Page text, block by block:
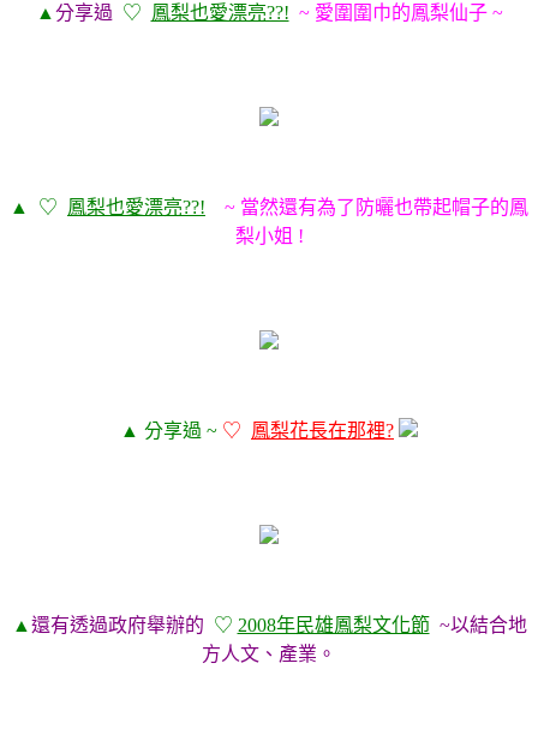
▲ 分享過 ♡ 鳳梨也愛漂亮??! ~ 愛圍圍巾的鳳梨仙子 ~
▲ ♡ 鳳梨也愛漂亮??! ~ 當然還有為了防曬也帶起帽子的鳳
梨小姐 !
▲ 分享過 ~ ♡ 鳳梨花長在那裡?
▲ 還有透過政府舉辦的 ♡ 2008年民雄鳳梨文化節 ~以結合地
方人文、產業。